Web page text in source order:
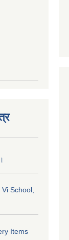
School,
Items